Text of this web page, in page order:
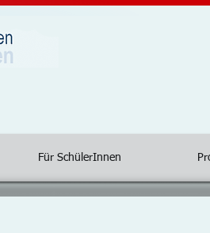
Für SchülerInnen